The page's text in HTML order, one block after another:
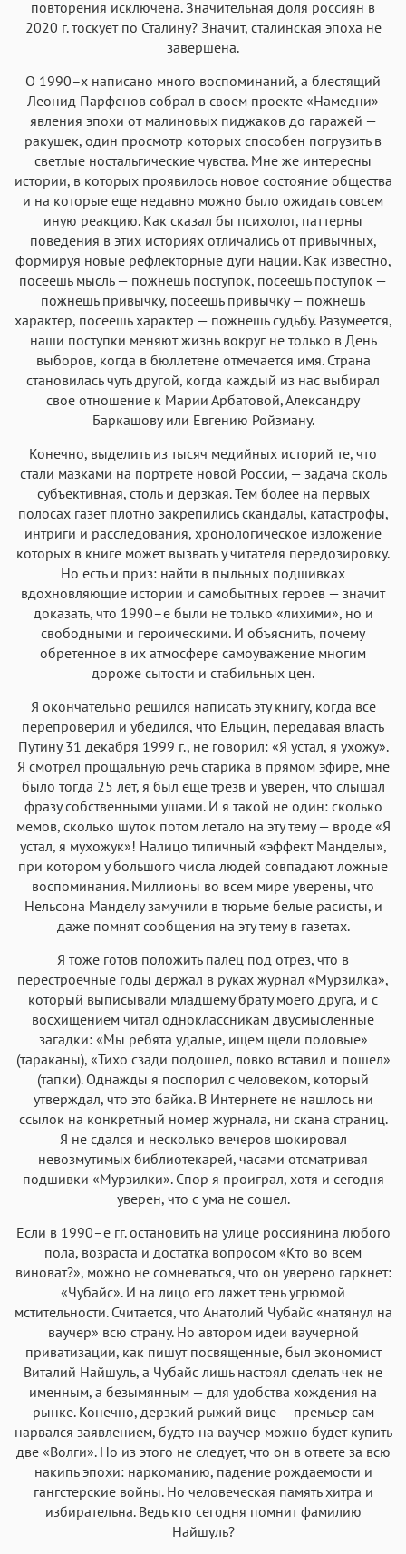
Аа
Courier
Аа
Courier New
Аа
Menlo
Аа
SF Mono
повторения исключена. Значительная доля россиян в
2020 г. тоскует по Сталину? Значит, сталинская эпоха не
завершена.
О 1990–х написано много воспоминаний, а блестящий
Леонид Парфенов собрал в своем проекте «Намедни»
явления эпохи от малиновых пиджаков до гаражей —
ракушек, один просмотр которых способен погрузить в
светлые ностальгические чувства. Мне же интересны
истории, в которых проявилось новое состояние общества
и на которые еще недавно можно было ожидать совсем
иную реакцию. Как сказал бы психолог, паттерны
поведения в этих историях отличались от привычных,
формируя новые рефлекторные дуги нации. Как известно,
посеешь мысль — пожнешь поступок, посеешь поступок —
пожнешь привычку, посеешь привычку — пожнешь
характер, посеешь характер — пожнешь судьбу. Разумеется,
наши поступки меняют жизнь вокруг не только в День
выборов, когда в бюллетене отмечается имя. Страна
становилась чуть другой, когда каждый из нас выбирал
свое отношение к Марии Арбатовой, Александру
Баркашову или Евгению Ройзману.
Конечно, выделить из тысяч медийных историй те, что
стали мазками на портрете новой России, — задача сколь
субъективная, столь и дерзкая. Тем более на первых
полосах газет плотно закрепились скандалы, катастрофы,
интриги и расследования, хронологическое изложение
которых в книге может вызвать у читателя передозировку.
Но есть и приз: найти в пыльных подшивках
вдохновляющие истории и самобытных героев — значит
доказать, что 1990–е были не только «лихими», но и
свободными и героическими. И объяснить, почему
обретенное в их атмосфере самоуважение многим
дороже сытости и стабильных цен.
Я окончательно решился написать эту книгу, когда все
перепроверил и убедился, что Ельцин, передавая власть
Путину 31 декабря 1999 г., не говорил: «Я устал, я ухожу».
Я смотрел прощальную речь старика в прямом эфире, мне
было тогда 25 лет, я был еще трезв и уверен, что слышал
фразу собственными ушами. И я такой не один: сколько
мемов, сколько шуток потом летало на эту тему — вроде «Я
устал, я мухожук»! Налицо типичный «эффект Манделы»,
при котором у большого числа людей совпадают ложные
воспоминания. Миллионы во всем мире уверены, что
Нельсона Манделу замучили в тюрьме белые расисты, и
даже помнят сообщения на эту тему в газетах.
Я тоже готов положить палец под отрез, что в
перестроечные годы держал в руках журнал «Мурзилка»,
который выписывали младшему брату моего друга, и с
восхищением читал одноклассникам двусмысленные
загадки: «Мы ребята удалые, ищем щели половые»
(тараканы), «Тихо сзади подошел, ловко вставил и пошел»
(тапки). Однажды я поспорил с человеком, который
утверждал, что это байка. В Интернете не нашлось ни
ссылок на конкретный номер журнала, ни скана страниц.
Я не сдался и несколько вечеров шокировал
невозмутимых библиотекарей, часами отсматривая
подшивки «Мурзилки». Спор я проиграл, хотя и сегодня
уверен, что с ума не сошел.
Если в 1990–е гг. остановить на улице россиянина любого
пола, возраста и достатка вопросом «Кто во всем
виноват?», можно не сомневаться, что он уверено гаркнет:
«Чубайс». И на лицо его ляжет тень угрюмой
мстительности. Считается, что Анатолий Чубайс «натянул на
ваучер» всю страну. Но автором идеи ваучерной
приватизации, как пишут посвященные, был экономист
Виталий Найшуль, а Чубайс лишь настоял сделать чек не
именным, а безымянным — для удобства хождения на
рынке. Конечно, дерзкий рыжий вице — премьер сам
нарвался заявлением, будто на ваучер можно будет купить
две «Волги». Но из этого не следует, что он в ответе за всю
накипь эпохи: наркоманию, падение рождаемости и
гангстерские войны. Но человеческая память хитра и
избирательна. Ведь кто сегодня помнит фамилию
Найшуль?